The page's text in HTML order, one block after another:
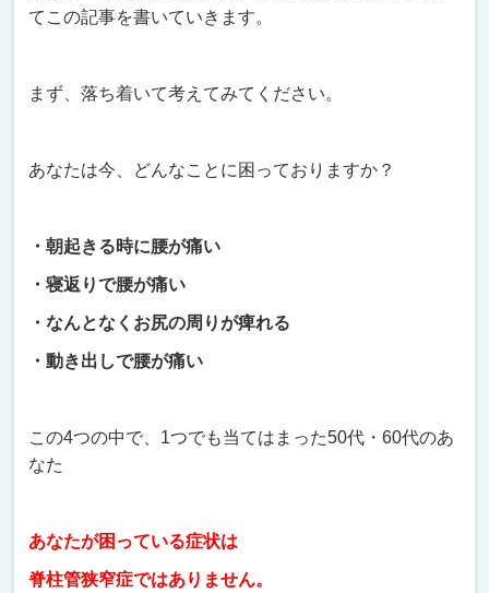
てこの記事を書いていきます。
まず、落ち着いて考えてみてください。
あなたは今、どんなことに困っておりますか？
・朝起きる時に腰が痛い
・寝返りで腰が痛い
・なんとなくお尻の周りが痺れる
・動き出しで腰が痛い
この4つの中で、1つでも当てはまった50代・60代のあ
なた
あなたが困っている症状は
脊柱管狭窄症ではありません。